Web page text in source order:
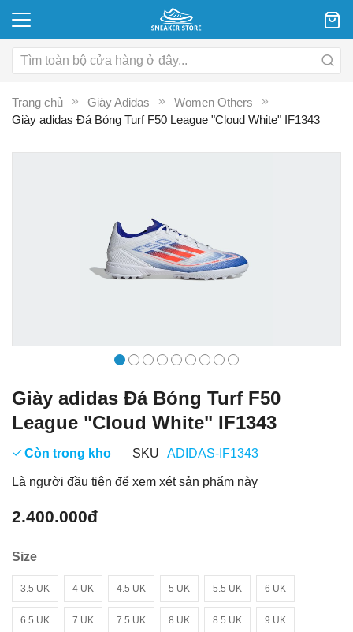
Trang chủ Giày Adidas
Women Others
Giày adidas Đá Bóng Turf F50 League "Cloud White" IF1343
Giày adidas Đá Bóng Turf F50
League "Cloud White" IF1343
Còn trong kho SKU ADIDAS-IF1343
Là người đầu tiên để xem xét sản phẩm này
2.400.000đ
Size
3.5 UK 4 UK 4.5 UK 5 UK 5.5 UK 6 UK
6.5 UK 7 UK 7.5 UK 8 UK 8.5 UK 9 UK